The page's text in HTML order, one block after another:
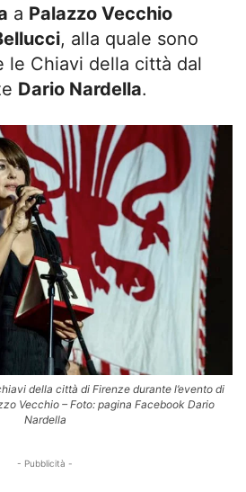
a Palazzo Vecchio
, alla quale sono
le Chiavi della città dal
Dario Nardella.
della città di Firenze durante l’evento di
Vecchio – Foto: pagina Facebook Dario
Nardella
- Pubblicità -